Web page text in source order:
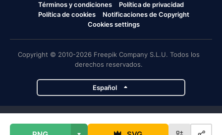
Términos y condiciones
Política de privacidad
Política de cookies
Notificaciones de Copyright
Cookies settings
Copyright © 2010-2026 Freepik Company S.L.U. Todos los
derechos reservados.
Español